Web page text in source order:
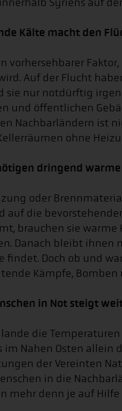
Syriens auf
Kälte macht den
vorhersehbarer Faktor,
Auf der Flucht
sie nur notdürftig
und öffentlichen
Nachbarländern ist
ohne
dringend
oder
auf die
brauchen sie warme
Danach bleibt ihnen
findet. Doch ob und
Kämpfe,
in Not steigt
die
im Nahen Osten allein
der Vereinten
in die
mehr denn je auf Hilfe